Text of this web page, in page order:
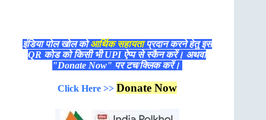
इंडिया पोल खोल कोआर्थिक सहायताप्रदान करने हेतु इस
QR कोड को किसी भी UPI ऐप्प से स्कैन करें। अथवा
"Donate Now" पर टच/क्लिक करें।
Click Here >> Donate Now